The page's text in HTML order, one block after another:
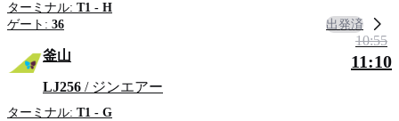
ターミナル: T1 - H
ゲート: 36 出発済
釜山
LJ256 / ジンエアー
ターミナル: T1 - G
10:55
11:10